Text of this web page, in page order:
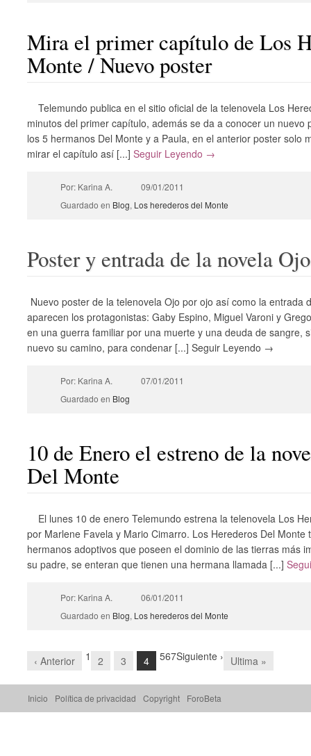
Mira el primer capítulo de Los
Monte / Nuevo poster
Telemundo publica en el sitio oficial de la telenovela Los
minutos del primer capítulo, además se da a conocer un nuevo
los 5 hermanos Del Monte y a Paula, en el anterior poster solo
mirar el capítulo así [...]Seguir Leyendo →
Por: Karina A.
09/01/2011
Guardado en Blog, Los herederos del Monte
Poster y entrada de la novela
Nuevo poster de la telenovela Ojo por ojo así como la entrada
aparecen los protagonistas: Gaby Espino, Miguel Varoni y
en una guerra familiar por una muerte y una deuda de sangre,
nuevo su camino, para condenar [...] Seguir Leyendo →
Por: Karina A.
07/01/2011
Guardado en Blog
10 de Enero el estreno de la
Del Monte
El lunes 10 de enero Telemundo estrena la telenovela Los
por Marlene Favela y Mario Cimarro. Los Herederos Del Monte
hermanos adoptivos que poseen el dominio de las tierras más
su padre, se enteran que tienen una hermana llamada [...]
Por: Karina A.
06/01/2011
Guardado en Blog, Los herederos del Monte
‹ Anterior 1 2 3 4 567Siguiente › Ultima »
Inicio Política de privacidad Copyright ForoBeta